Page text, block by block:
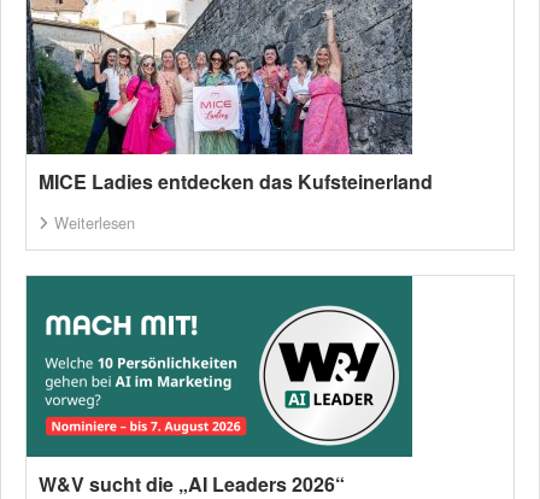
MICE Ladies entdecken das Kufsteinerland
Weiterlesen
W&V sucht die „AI Leaders 2026“